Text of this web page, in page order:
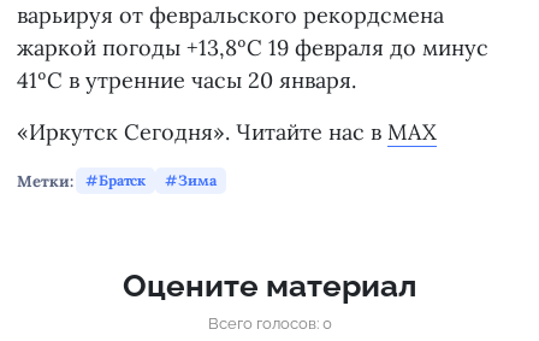
варьируя от февральского рекордсмена
жаркой погоды +13,8ºС 19 февраля до минус
41ºС в утренние часы 20 января.
«Иркутск Сегодня». Читайте нас в MAX
Метки: Братск Зима
Оцените материал
Всего голосов: 0